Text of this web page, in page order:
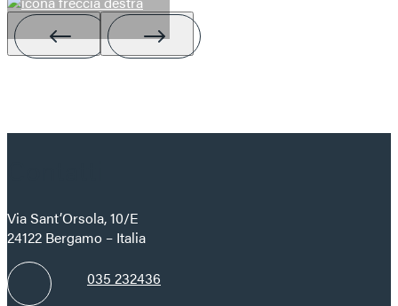
Via Sant’Orsola, 10/E
24122 Bergamo – Italia
035 232436